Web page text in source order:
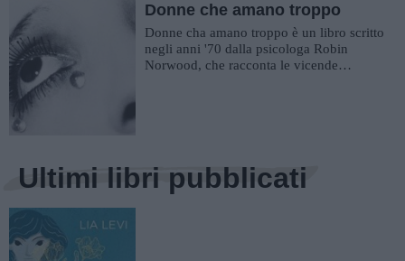
Donne che amano troppo
Donne cha amano troppo è un libro scritto
negli anni '70 dalla psicologa Robin
Norwood, che racconta le vicende
Ultimi libri pubblicati